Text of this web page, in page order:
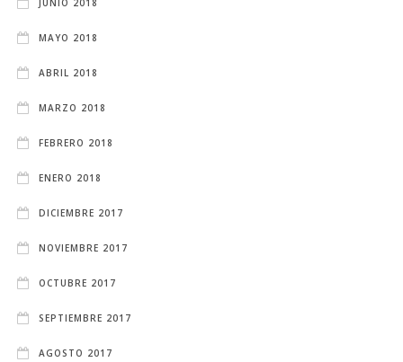
MAYO 2018
ABRIL 2018
MARZO 2018
FEBRERO 2018
ENERO 2018
DICIEMBRE 2017
NOVIEMBRE 2017
OCTUBRE 2017
SEPTIEMBRE 2017
AGOSTO 2017